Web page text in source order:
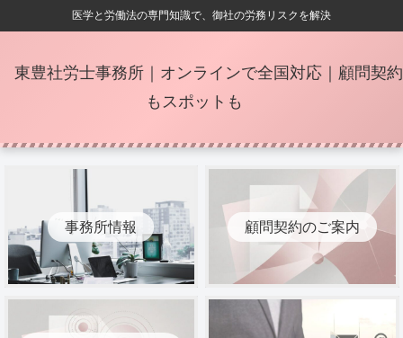
医学と労働法の専門知識で、御社の労務リスクを解決
東豊社労士事務所｜オンラインで全国対応｜顧問契約
もスポットも
事務所情報 顧問契約のご案内